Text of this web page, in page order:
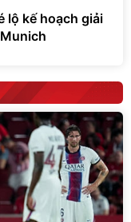
lộ kế hoạch giải